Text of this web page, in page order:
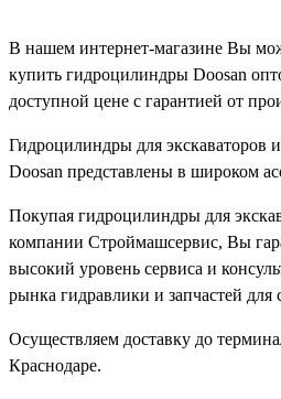
В нашем интернет-магазине Вы
купить гидроцилиндры Doosan
доступной цене с гарантией от
Гидроцилиндры для экскаваторов
Doosan представлены в широком
Покупая гидроцилиндры для
компании Строймашсервис, Вы
высокий уровень сервиса и
рынка гидравлики и запчастей для
Осуществляем доставку до
Краснодаре.